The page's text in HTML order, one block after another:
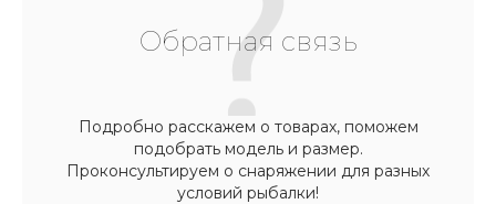
Обратная связь
Подробно расскажем о товарах, поможем
подобрать модель и размер.
Проконсультируем о снаряжении для разных
условий рыбалки!